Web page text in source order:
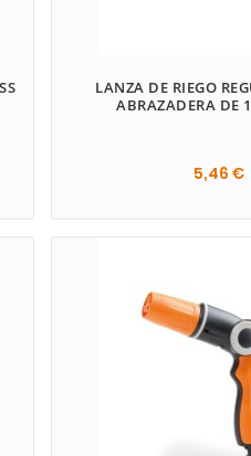
LANZA DE RIEGO
ABRAZADERA DE
5,46 €